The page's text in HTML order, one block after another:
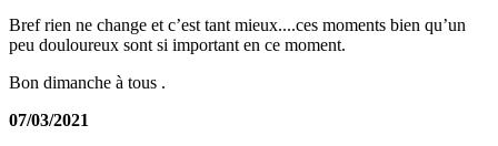
Bref rien ne change et c’est tant mieux....ces moments bien qu’un
peu douloureux sont si important en ce moment.
Bon dimanche à tous .
07/03/2021